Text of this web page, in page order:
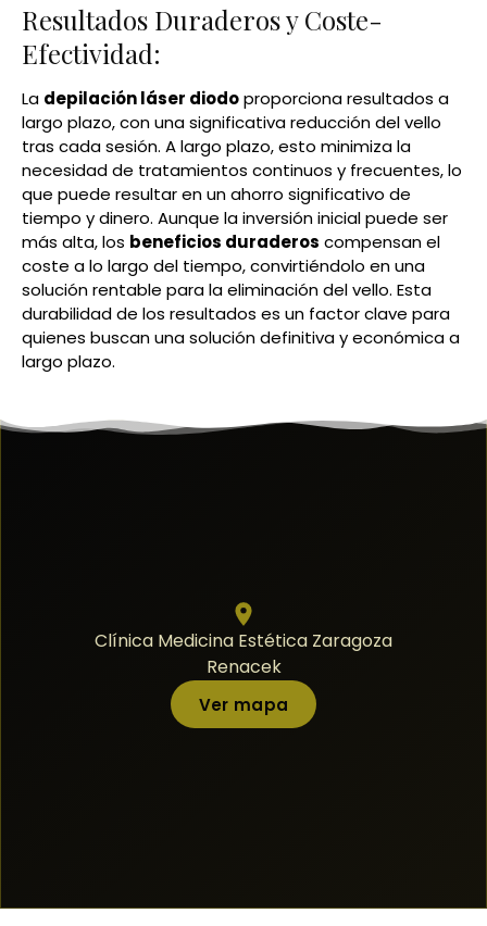
Resultados Duraderos y Coste-
Efectividad:
La depilación láser diodoproporciona resultados a
largo plazo, con una significativa reducción del vello
tras cada sesión. A largo plazo, esto minimiza la
necesidad de tratamientos continuos y frecuentes, lo
que puede resultar en un ahorro significativo de
tiempo y dinero. Aunque la inversión inicial puede ser
más alta, los beneficios duraderos compensan el
coste a lo largo del tiempo, convirtiéndolo en una
solución rentable para la eliminación del vello. Esta
durabilidad de los resultados es un factor clave para
quienes buscan una solución definitiva y económica a
largo plazo.
Clínica Medicina Estética Zaragoza
Renacek
Ver mapa